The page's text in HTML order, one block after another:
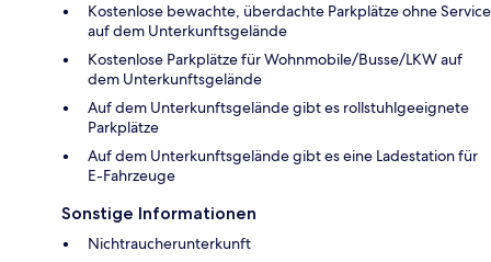
Kostenlose bewachte, überdachte Parkplätze ohne Service
auf dem Unterkunftsgelände
Kostenlose Parkplätze für Wohnmobile/Busse/LKW auf
dem Unterkunftsgelände
Auf dem Unterkunftsgelände gibt es rollstuhlgeeignete
Parkplätze
Auf dem Unterkunftsgelände gibt es eine Ladestation für
E-Fahrzeuge
Sonstige Informationen
Nichtraucherunterkunft